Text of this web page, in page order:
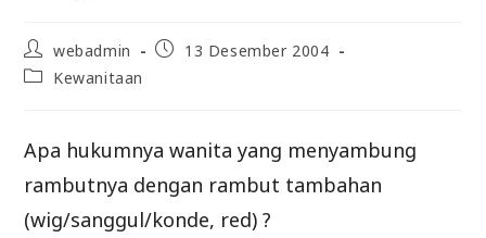
Post
author:
webadmin
Post13 Desember 2004
PostKewanitaan
Apa hukumnya wanita yang menyambung
rambutnya dengan rambut tambahan
(wig/sanggul/konde, red) ?